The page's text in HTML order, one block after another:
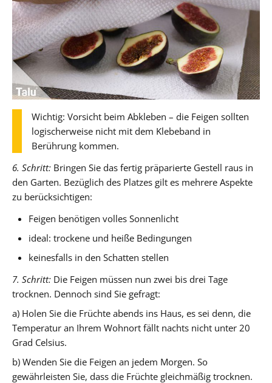
Wichtig: Vorsicht beim Abkleben – die Feigen sollten
logischerweise nicht mit dem Klebeband in
Berührung kommen.
6. Schritt: Bringen Sie das fertig präparierte Gestell raus in
den Garten. Bezüglich des Platzes gilt es mehrere Aspekte
zu berücksichtigen:
Feigen benötigen volles Sonnenlicht
ideal: trockene und heiße Bedingungen
keinesfalls in den Schatten stellen
7. Schritt: Die Feigen müssen nun zwei bis drei Tage
trocknen. Dennoch sind Sie gefragt:
a) Holen Sie die Früchte abends ins Haus, es sei denn, die
Temperatur an Ihrem Wohnort fällt nachts nicht unter 20
Grad Celsius.
b) Wenden Sie die Feigen an jedem Morgen. So
gewährleisten Sie, dass die Früchte gleichmäßig trocknen.